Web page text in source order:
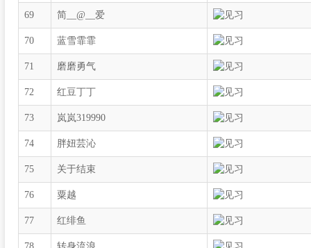
69 简__@__爱
70 蓝雪霏霏
71 磨磨勇气
72 红豆丁丁
73 岚岚319990
74 胖妞芸沁
75 关于结束
76 粟越
77 红绯鱼